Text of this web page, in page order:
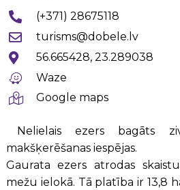
(+371) 28675118
turisms@dobele.lv
56.665428, 23.289038
Waze
Google maps
Nelielais ezers bagāts
makšķerēšanas iespējas.
Gaurata ezers atrodas
mežu ielokā. Tā platība ir 13,8